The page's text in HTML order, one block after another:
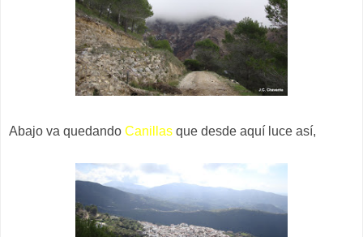
Abajo va quedando Canillas que desde aquí luce así,